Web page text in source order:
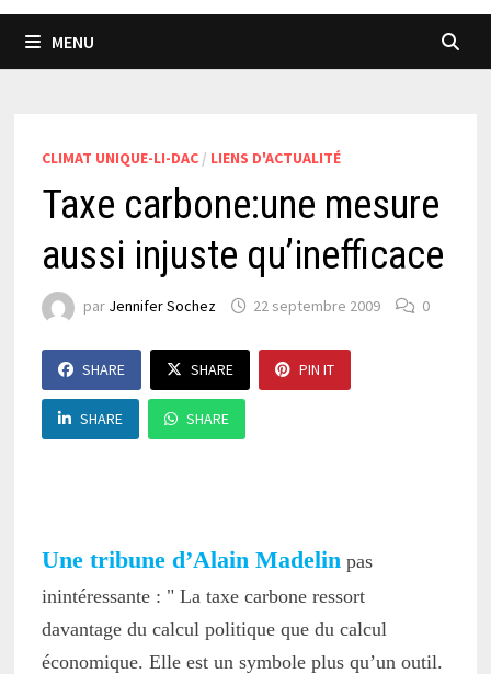
MENU
CLIMAT UNIQUE-LI-DAC/ LIENS D'ACTUALITÉ
Taxe carbone:une mesure
aussi injuste qu’inefficace
par Jennifer Sochez 22 septembre 2009 0
SHARE SHARE PIN IT
SHARE SHARE
Une tribune d’Alain Madelinpas
inintéressante : " La taxe carbone ressort
davantage du calcul politique que du calcul
économique. Elle est un symbole plus qu’un outil.